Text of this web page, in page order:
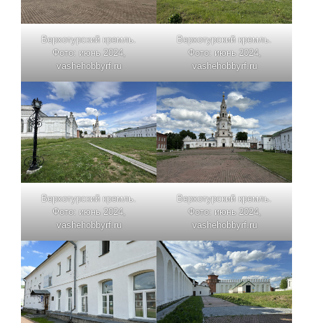
Верхотурский кремль.
Фото: июнь 2024,
vashehobbyrf.ru
Верхотурский кремль.
Фото: июнь 2024,
vashehobbyrf.ru
Верхотурский кремль.
Фото: июнь 2024,
vashehobbyrf.ru
Верхотурский кремль.
Фото: июнь 2024,
vashehobbyrf.ru